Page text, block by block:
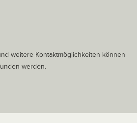
weitere Kontaktmöglichkeiten können
werden.